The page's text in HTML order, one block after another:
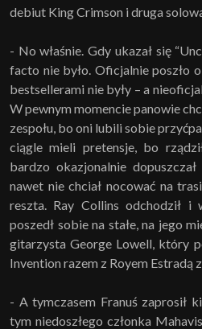
debiut King Crimson i druga
- No właśnie. Gdy ukazał się
facto nie było. Oficjalnie poszło
bestsellerami nie były – a
W pewnym momencie panowie
zespołu, bo oni lubili sobie
ciągle mieli pretensje, bo
bardzo okazjonalnie
nawet nie chciał nocować na
reszta. Ray Collins odchodził i
poszedł sobie na stałe, na jego
gitarzysta George Lowell, który
Invention razem z Royem Estradą
- A tymczasem Franuś zaprosił
tym niedoszłego członka